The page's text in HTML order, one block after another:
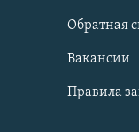
Обратная
Вакансии
Правила